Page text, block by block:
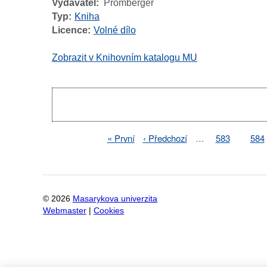
Vydavatel
Promberger
Typ
Kniha
Licence Volné dílo
Zobrazit v Knihovním katalogu MU
First
« První
Previous
‹ Předchozí … Page
583 Page
584
© 2026 Masarykova univerzita
Webmaster
Cookies